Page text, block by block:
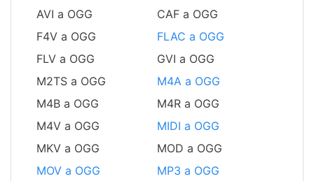
AVI a OGG
CAF a OGG
F4V a OGG
FLAC a OGG
FLV a OGG
GVI a OGG
M2TS a OGG
M4A a OGG
M4B a OGG
M4R a OGG
M4V a OGG
MIDI a OGG
MKV a OGG
MOD a OGG
MOV a OGG
MP3 a OGG